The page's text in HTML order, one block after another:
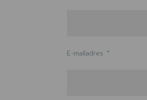
E-mailadres *